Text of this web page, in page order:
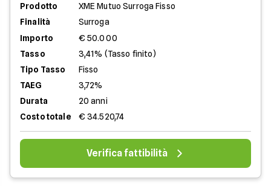
Prodotto
XME Mutuo Surroga Fisso
Finalità
Surroga
Importo
€ 50.000
Tasso
3,41% (Tasso finito)
Tipo Tasso
Fisso
TAEG
3,72%
Durata
20 anni
Costo totale
€ 34.520,74
Verifica fattibilità